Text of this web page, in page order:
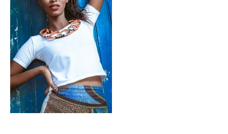
Equilibre
Renaissance
Afrofuturiste
Sunustreet